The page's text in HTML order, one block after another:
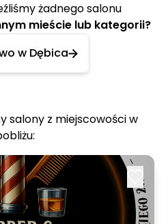
żadnego salonu
mieście lub kategorii?
w Dębica
salony z miejscowości w